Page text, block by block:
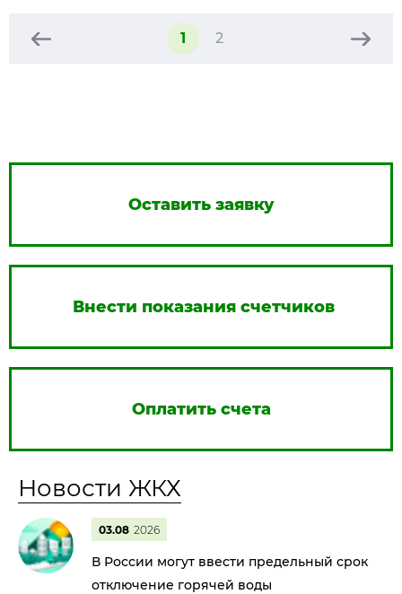
1 2
Оставить заявку
Внести показания счетчиков
Оплатить счета
Новости ЖКХ
03.08 2026
В России могут ввести предельный срок
отключение горячей воды